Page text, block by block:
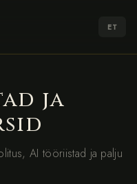
ET
ja
AI tööriistad ja palju